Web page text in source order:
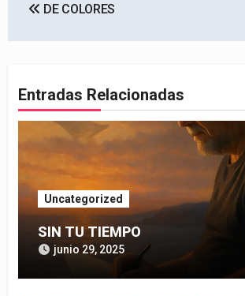
de
DE COLORES
Entradas Relacionadas
Uncategorized
SIN TU TIEMPO
junio 29, 2025